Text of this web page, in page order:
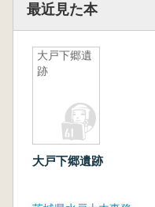
最近見た本
大戸下郷遺
跡
大戸下郷遺跡